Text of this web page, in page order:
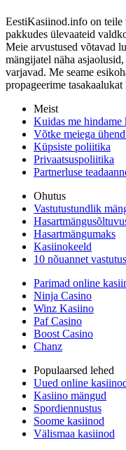
EestiKasiinod.info on teile
pakkudes ülevaateid
Meie arvustused võtavad
mängijatel näha
varjavad. Me seame
propageerime
Meist
Kuidas me hindame
Võtke meiega
Küpsiste poliitika
Privaatsuspoliitika
Partnerluse
Ohutus
Vastutustundlik
Hasartmängumaks
Kasiinokeeld
10 nõuannet
Parimad online
Ninja Casino
Winz Kasiino
Paf Casino
Boost Casino
Chanz
Populaarsed lehed
Uued online
Kasiino mängud
Spordiennustus
Soome kasiinod
Välismaa kasiinod